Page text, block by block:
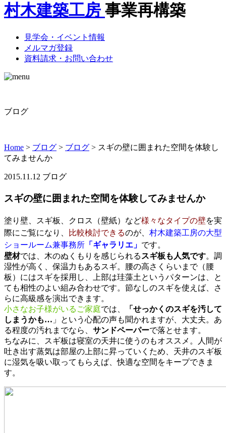
村木建築工房 事業再構築
見学会・イベント情報
メルマガ登録
資料請求・お問い合わせ
ブログ
Home > ブログ > ブログ > スギの壁に囲まれた空間を体験し
てみませんか
2015.11.12 ブログ
スギの壁に囲まれた空間を体験してみませんか
塗り壁、スギ板、クロス（壁紙）など様々なタイプの壁を実
際にご覧になり、
比較検討できるのが、 村木建築工房の大型
ショールーム兼事務所 「ギャラリエ」 です。
壁材では、木のぬくもりを感じられる スギ板も人気です。調
湿性が高く、保温力もあるスギ。腰の高さくらいまで（腰
板）にはスギを採用し、上部は珪藻土というパターンは、と
ても相性のよい組み合わせです。節なしのスギを使えば、さ
らに高級感を演出できます。
小さなお子様がいるご家庭では、
「せっかくのスギを汚して
しまうかも… 」という心配の声も聞かれますが、大丈夫。あ
る程度の汚れまでなら、 サンドペーパーで落とせます。
ちなみに、スギ板は寝室の天井に使うのもオススメ。人間が
吐き出す蒸気は部屋の上部に昇っていくため、天井のスギ板
に湿気を吸い取ってもらえば、快適な空間をキープできま
す。